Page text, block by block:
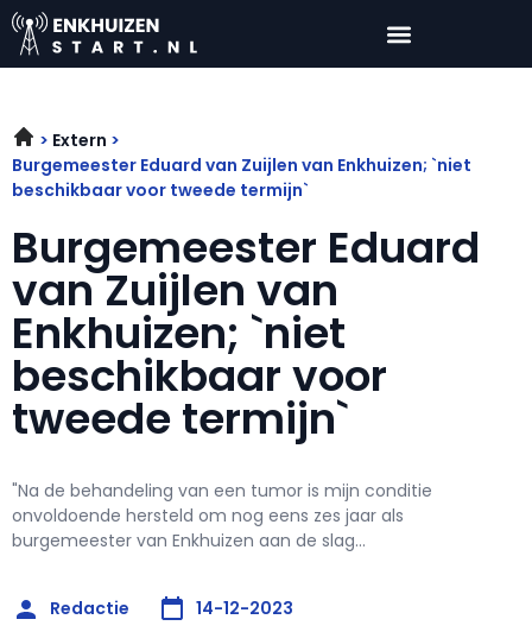
Extern
Burgemeester Eduard van Zuijlen van Enkhuizen; `niet
beschikbaar voor tweede termijn`
Burgemeester Eduard
van Zuijlen van
Enkhuizen; `niet
beschikbaar voor
tweede termijn`
"Na de behandeling van een tumor is mijn conditie
onvoldoende hersteld om nog eens zes jaar als
burgemeester van Enkhuizen aan de slag...
Redactie 14-12-2023